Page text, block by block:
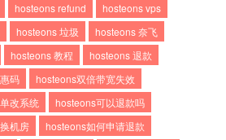
hosteons refund
hosteons vps
hosteons 垃圾
hosteons 奈飞
hosteons 教程
hosteons 退款
码
hosteons双倍带宽失效
改系统
hosteons可以退款吗
机房
hosteons如何申请退款